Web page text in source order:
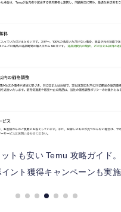
トも安い Temu 攻略ガイド
ント獲得キャンペーンも実